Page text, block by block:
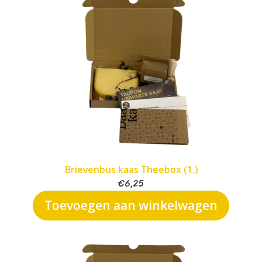
Brievenbus kaas Theebox (1.)
€6,25
Toevoegen aan winkelwagen